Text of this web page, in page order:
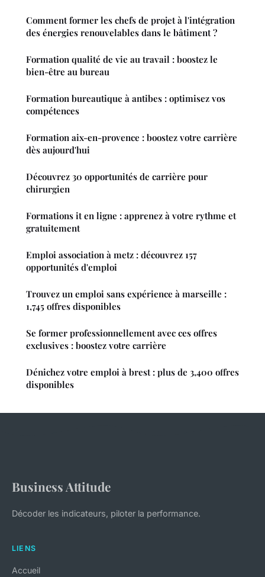
Comment former les chefs de projet à l'intégration
des énergies renouvelables dans le bâtiment ?
Formation qualité de vie au travail : boostez le
bien-être au bureau
Formation bureautique à antibes : optimisez vos
compétences
Formation aix-en-provence : boostez votre carrière
dès aujourd'hui
Découvrez 30 opportunités de carrière pour
chirurgien
Formations it en ligne : apprenez à votre rythme et
gratuitement
Emploi association à metz : découvrez 157
opportunités d'emploi
Trouvez un emploi sans expérience à marseille :
1,745 offres disponibles
Se former professionnellement avec ces offres
exclusives : boostez votre carrière
Dénichez votre emploi à brest : plus de 3,400 offres
disponibles
Business Attitude
Décoder les indicateurs, piloter la performance.
LIENS
Accueil